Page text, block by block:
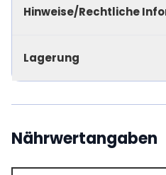
Hinweise/Rechtliche
Lagerung
Nährwertangaben